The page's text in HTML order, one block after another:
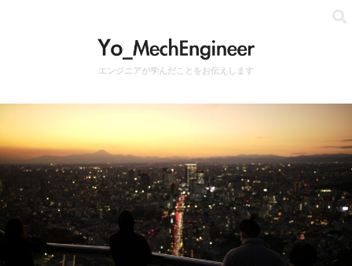
エンジニアが学んだことをお伝えします